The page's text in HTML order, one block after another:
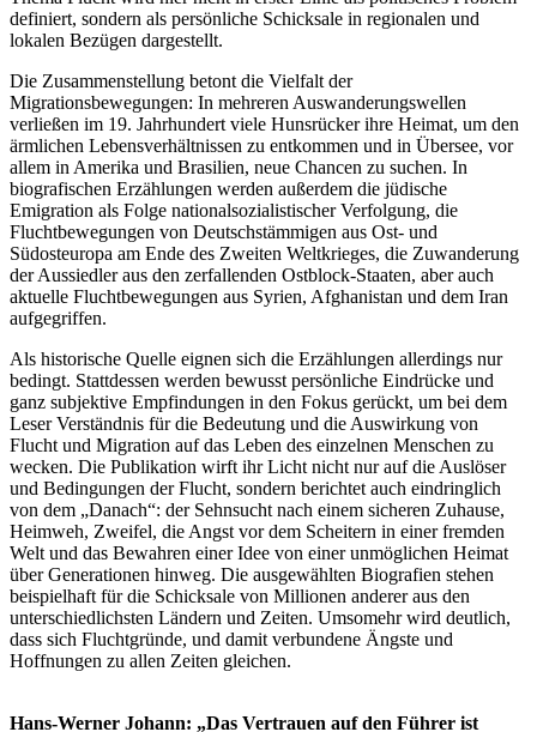
definiert, sondern als persönliche Schicksale in regionalen und
lokalen Bezügen dargestellt.
Die Zusammenstellung betont die Vielfalt der
Migrationsbewegungen: In mehreren Auswanderungswellen
verließen im 19. Jahrhundert viele Hunsrücker ihre Heimat, um den
ärmlichen Lebensverhältnissen zu entkommen und in Übersee, vor
allem in Amerika und Brasilien, neue Chancen zu suchen. In
biografischen Erzählungen werden außerdem die jüdische
Emigration als Folge nationalsozialistischer Verfolgung, die
Fluchtbewegungen von Deutschstämmigen aus Ost- und
Südosteuropa am Ende des Zweiten Weltkrieges, die Zuwanderung
der Aussiedler aus den zerfallenden Ostblock-Staaten, aber auch
aktuelle Fluchtbewegungen aus Syrien, Afghanistan und dem Iran
aufgegriffen.
Als historische Quelle eignen sich die Erzählungen allerdings nur
bedingt. Stattdessen werden bewusst persönliche Eindrücke und
ganz subjektive Empfindungen in den Fokus gerückt, um bei dem
Leser Verständnis für die Bedeutung und die Auswirkung von
Flucht und Migration auf das Leben des einzelnen Menschen zu
wecken. Die Publikation wirft ihr Licht nicht nur auf die Auslöser
und Bedingungen der Flucht, sondern berichtet auch eindringlich
von dem „Danach“: der Sehnsucht nach einem sicheren Zuhause,
Heimweh, Zweifel, die Angst vor dem Scheitern in einer fremden
Welt und das Bewahren einer Idee von einer unmöglichen Heimat
über Generationen hinweg. Die ausgewählten Biografien stehen
beispielhaft für die Schicksale von Millionen anderer aus den
unterschiedlichsten Ländern und Zeiten. Umsomehr wird deutlich,
dass sich Fluchtgründe, und damit verbundene Ängste und
Hoffnungen zu allen Zeiten gleichen.
Hans-Werner Johann: „Das Vertrauen auf den Führer ist